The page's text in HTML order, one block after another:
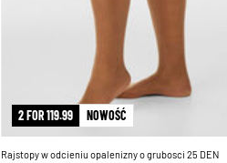
2 FOR 119.99 NOWOŚĆ
Rajstopy w odcieniu opalenizny o grubosci 25 DEN